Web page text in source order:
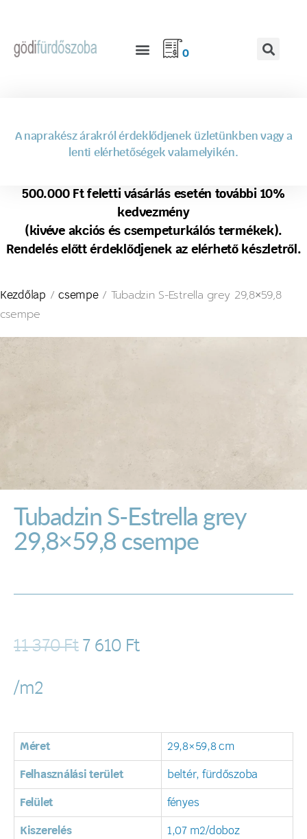
0
A naprakész árakról érdeklődjenek üzletünkben vagy a
lenti elérhetőségek valamelyikén.
500.000 Ft feletti vásárlás esetén további 10%
kedvezmény
(kivéve akciós és csempeturkálós termékek).
Rendelés előtt érdeklődjenek az elérhető készletről.
Kezdőlap /csempe/ Tubadzin S-Estrella grey 29,8×59,8
csempe
Tubadzin S-Estrella grey
29,8×59,8 csempe
11 370Ft 7 610 Ft
/m2
Méret 29,8×59,8 cm
Felhasználási terület beltér, fürdőszoba
Felület fényes
Kiszerelés 1,07 m2/doboz